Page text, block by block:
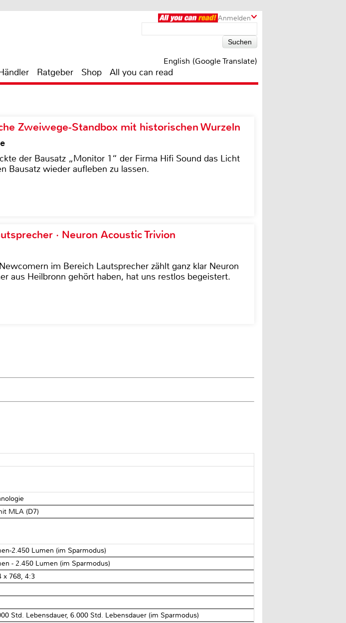
Anmelden
English (Google Translate)
Ratgeber Shop All you can read
Zweiwege-Standbox mit historischen Wurzeln
der Bausatz „Monitor 1“ der Firma Hifi Sound das Licht
Bausatz wieder aufleben zu lassen.
· Neuron Acoustic Trivion
im Bereich Lautsprecher zählt ganz klar Neuron
aus Heilbronn gehört haben, hat uns restlos begeistert.
MLA (D7)
2.450 Lumen (im Sparmodus)
- 2.450 Lumen (im Sparmodus)
x 768, 4:3
Std. Lebensdauer, 6.000 Std. Lebensdauer (im Sparmodus)